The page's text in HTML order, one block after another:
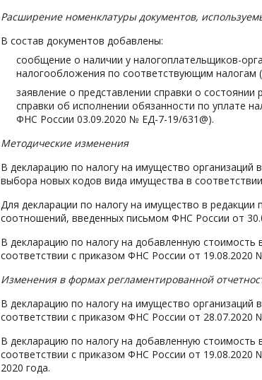
Расширение номенклатуры документов,
В состав документов добавлены:
сообщение о наличии у налогоплательщиков-
налогообложения по соответствующим
заявление о представлении справки о
справки об исполнении обязанности по уплате
ФНС России 03.09.2020 № ЕД-7-19/631@).
Методические изменения
В декларацию по налогу на имущество
выбора новых кодов вида имущества в
Для декларации по налогу на имущество в
соотношений, введенных письмом ФНС России от
В декларацию по налогу на добавленную
соответствии с приказом ФНС России от 19.08.2020
Изменения в формах регламентированной
В декларацию по налогу на имущество
соответствии с приказом ФНС России от 28.07.2020
В декларацию по налогу на добавленную
соответствии с приказом ФНС России от 19.08.2020
2020 года.